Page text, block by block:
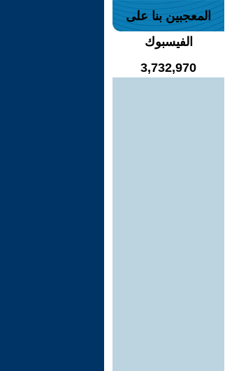
المعجبين بنا على
الفيسبوك
3,732,970